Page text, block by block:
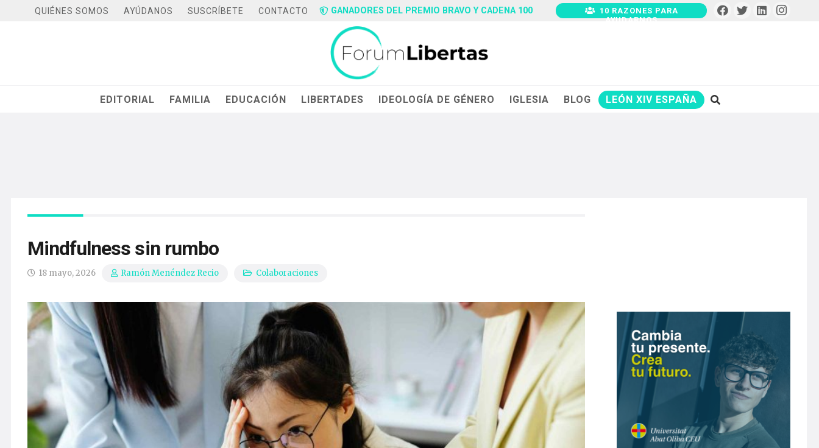
QUIÉNES SOMOS AYÚDANOS SUSCRÍBETE CONTACTO GANADORES DEL PREMIO BRAVO Y CADENA 100
10 RAZONES PARA
AYUDARNOS
EDITORIAL FAMILIA EDUCACIÓN LIBERTADES IDEOLOGÍA DE GÉNERO IGLESIA BLOG LEÓN XIV ESPAÑA
Mindfulness sin rumbo
18 mayo, 2026 Ramón Menéndez Recio Colaboraciones